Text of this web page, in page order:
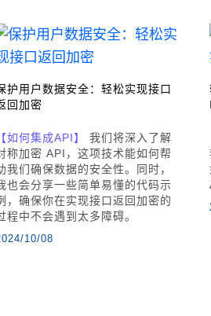
护用户数据安全：轻松实现接口
回加密
【如何集成API】
我们将深入了解
称加密 API，这项技术能如何帮
我们确保数据的安全性。同时，
也会分享一些简单易懂的代码示
，确保你在实现接口返回加密的
程中不会遇到太多障碍。
10/08